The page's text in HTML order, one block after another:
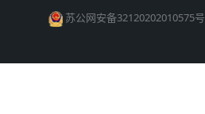
苏公网安备32120202010575号